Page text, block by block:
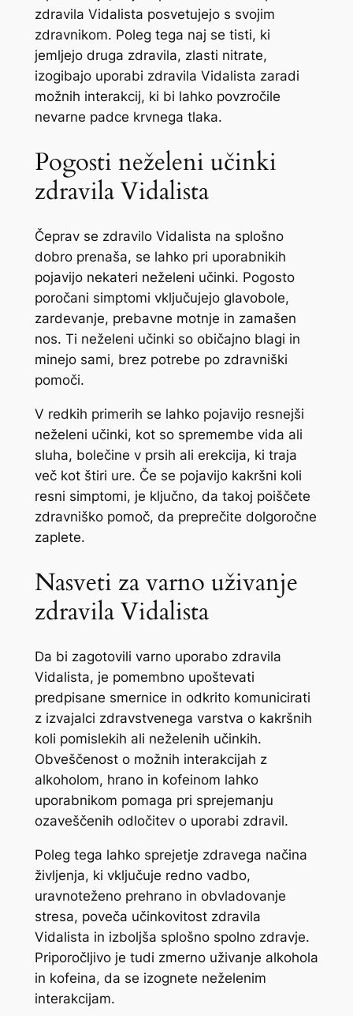
zdravila Vidalista posvetujejo s svojim
zdravnikom. Poleg tega naj se tisti, ki
jemljejo druga zdravila, zlasti nitrate,
izogibajo uporabi zdravila Vidalista zaradi
možnih interakcij, ki bi lahko povzročile
nevarne padce krvnega tlaka.
Pogosti neželeni učinki
zdravila Vidalista
Čeprav se zdravilo Vidalista na splošno
dobro prenaša, se lahko pri uporabnikih
pojavijo nekateri neželeni učinki. Pogosto
poročani simptomi vključujejo glavobole,
zardevanje, prebavne motnje in zamašen
nos. Ti neželeni učinki so običajno blagi in
minejo sami, brez potrebe po zdravniški
pomoči.
V redkih primerih se lahko pojavijo resnejši
neželeni učinki, kot so spremembe vida ali
sluha, bolečine v prsih ali erekcija, ki traja
več kot štiri ure. Če se pojavijo kakršni koli
resni simptomi, je ključno, da takoj poiščete
zdravniško pomoč, da preprečite dolgoročne
zaplete.
Nasveti za varno uživanje
zdravila Vidalista
Da bi zagotovili varno uporabo zdravila
Vidalista, je pomembno upoštevati
predpisane smernice in odkrito komunicirati
z izvajalci zdravstvenega varstva o kakršnih
koli pomislekih ali neželenih učinkih.
Obveščenost o možnih interakcijah z
alkoholom, hrano in kofeinom lahko
uporabnikom pomaga pri sprejemanju
ozaveščenih odločitev o uporabi zdravil.
Poleg tega lahko sprejetje zdravega načina
življenja, ki vključuje redno vadbo,
uravnoteženo prehrano in obvladovanje
stresa, poveča učinkovitost zdravila
Vidalista in izboljša splošno spolno zdravje.
Priporočljivo je tudi zmerno uživanje alkohola
in kofeina, da se izognete neželenim
interakcijam.